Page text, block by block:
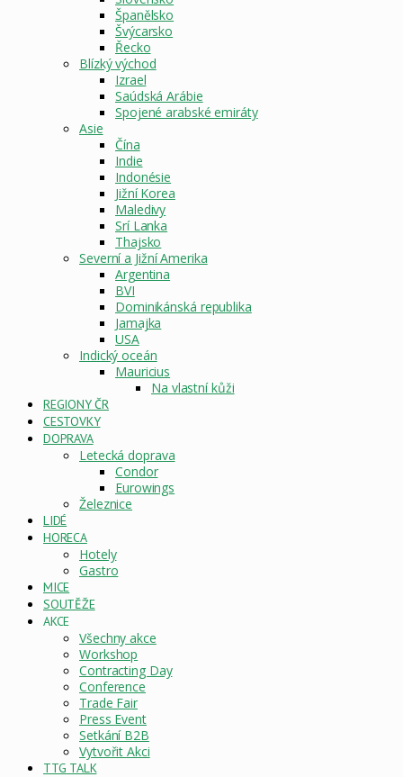
Španělsko
Švýcarsko
Řecko
Blízký východ
Izrael
Saúdská Arábie
Spojené arabské emiráty
Asie
Čína
Indie
Indonésie
Jižní Korea
Maledivy
Srí Lanka
Thajsko
Severní a Jižní Amerika
Argentina
BVI
Dominikánská republika
Jamajka
USA
Indický oceán
Mauricius
Na vlastní kůži
REGIONY ČR
CESTOVKY
DOPRAVA
Letecká doprava
Condor
Eurowings
Železnice
LIDÉ
HORECA
Hotely
Gastro
MICE
SOUTĚŽE
AKCE
Všechny akce
Workshop
Contracting Day
Conference
Trade Fair
Press Event
Setkání B2B
Vytvořit Akci
TTG TALK